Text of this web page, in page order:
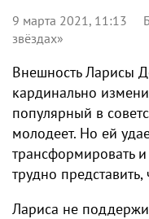
9 марта 2021, 11:13
звёздах»
Внешность Ларисы
кардинально
популярный в
молодеет. Но ей
трансформировать и
трудно представить,
Лариса не